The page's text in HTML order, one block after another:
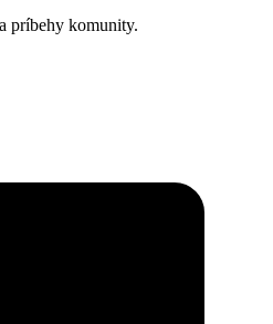
príbehy komunity.